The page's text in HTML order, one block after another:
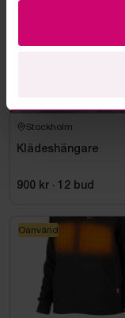
Stockholm
Klädeshängare
900 kr · 12 bud
Oanvänd